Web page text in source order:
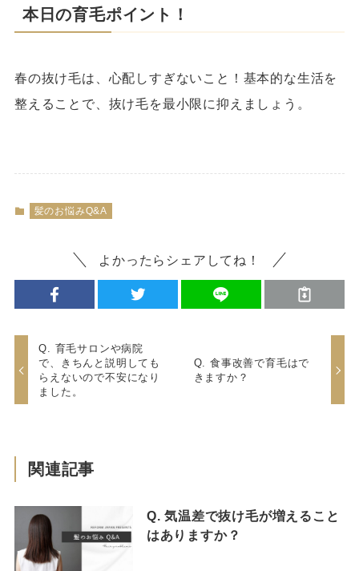
本日の育毛ポイント！
春の抜け毛は、心配しすぎないこと！基本的な生活を
整えることで、抜け毛を最小限に抑えましょう。
髪のお悩みQ&A
よかったらシェアしてね！
Q. 育毛サロンや病院
で、きちんと説明しても
らえないので不安になり
ました。
Q. 食事改善で育毛はで
きますか？
関連記事
Q. 気温差で抜け毛が増えること
はありますか？